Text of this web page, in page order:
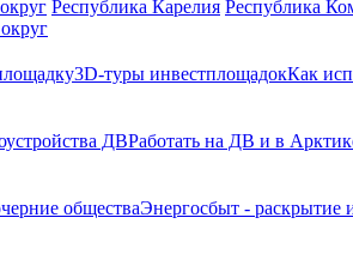
Республика Карелия Республика
3D-туры инвестплощадокКак
ДВРаботать на ДВ и в
обществаЭнергосбыт - раскрытие